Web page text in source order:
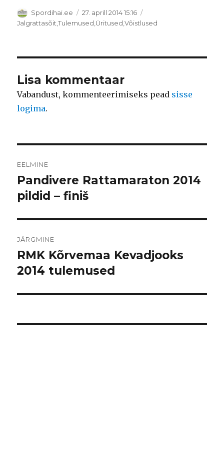
Autor
Spordihai.ee Postitatud
27. aprill 2014 15:16
Rubriigid
Jalgrattasõit,Tulemused,Üritused,Võistlused
Lisa kommentaar
Vabandust, kommenteerimiseks pead sisse
logima.
EELMINE
Eelmine
postitus:
Pandivere Rattamaraton 2014
pildid – finiš
JÄRGMINE
Järgmine
postitus:
RMK Kõrvemaa Kevadjooks
2014 tulemused